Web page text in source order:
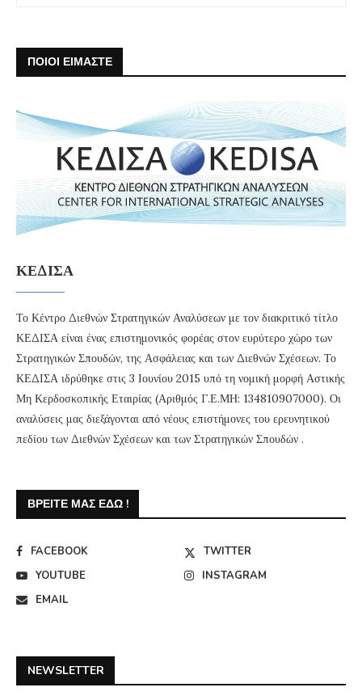
ΠΟΙΟΙ ΕΙΜΑΣΤΕ
ΚΕΔΙΣΑ
Το Κέντρο Διεθνών Στρατηγικών Αναλύσεων με τον διακριτικό τίτλο
ΚΕΔΙΣΑ είναι ένας επιστημονικός φορέας στον ευρύτερο χώρο των
Στρατηγικών Σπουδών, της Ασφάλειας και των Διεθνών Σχέσεων. Το
ΚΕΔΙΣΑ ιδρύθηκε στις 3 Ιουνίου 2015 υπό τη νομική μορφή Αστικής
Μη Κερδοσκοπικής Εταιρίας (Αριθμός Γ.Ε.ΜΗ: 134810907000). Οι
αναλύσεις μας διεξάγονται από νέους επιστήμονες του ερευνητικού
πεδίου των Διεθνών Σχέσεων και των Στρατηγικών Σπουδών .
ΒΡΕΊΤΕ ΜΑΣ ΕΔΏ !
FACEBOOK
TWITTER
YOUTUBE
INSTAGRAM
EMAIL
NEWSLETTER